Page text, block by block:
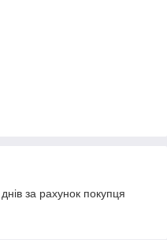
за рахунок покупця